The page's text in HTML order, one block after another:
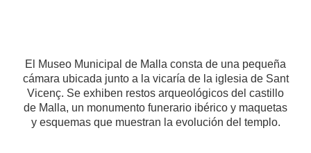
El Museo Municipal de Malla consta de una pequeña
cámara ubicada junto a la vicaría de la iglesia de Sant
Vicenç. Se exhiben restos arqueológicos del castillo
de Malla, un monumento funerario ibérico y maquetas
y esquemas que muestran la evolución del templo.